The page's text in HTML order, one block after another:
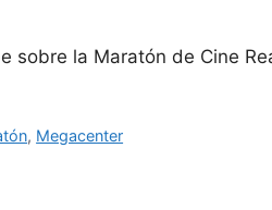
sobre la Maratón de Cine
, Megacenter